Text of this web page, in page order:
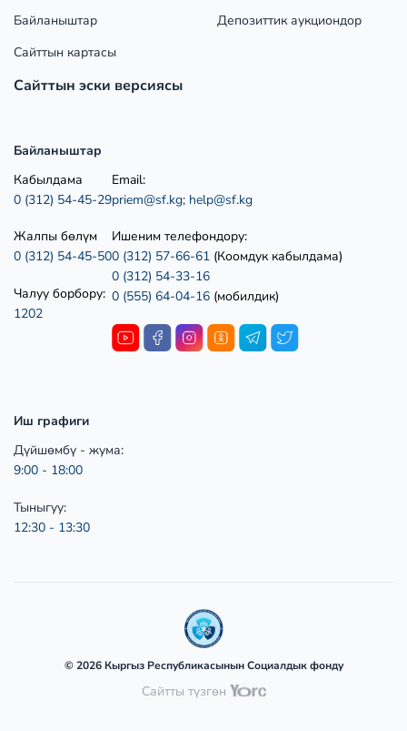
Байланыштар
Сайттын картасы
Сайттын эски версиясы
Депозиттик аукциондор
Байланыштар
Кабылдама
0 (312) 54-45-29
Жалпы бөлүм
0 (312) 54-45-50
Чалуу борбору:
1202
Email:
priem@sf.kg; help@sf.kg
Ишеним телефондору:
0 (312) 57-66-61 (Коомдук кабылдама)
0 (312) 54-33-16
0 (555) 64-04-16 (мобилдик)
Иш графиги
Дүйшөмбү - жума:
9:00 - 18:00
Тыныгуу:
12:30 - 13:30
© 2026 Кыргыз Республикасынын Социалдык фонду
Сайтты түзгөн